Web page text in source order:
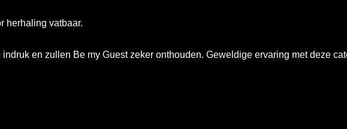
herhaling vatbaar.
en zullen Be my Guest zeker onthouden. Geweldige ervaring met deze